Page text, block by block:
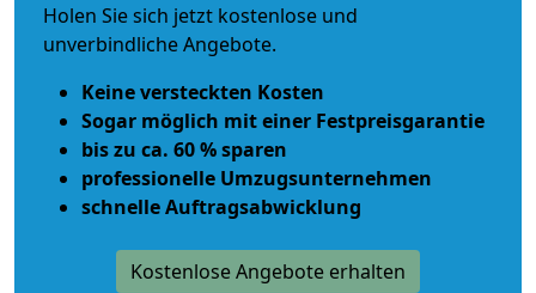
Holen Sie sich jetzt kostenlose und
unverbindliche Angebote.
Keine versteckten Kosten
Sogar möglich mit einer Festpreisgarantie
bis zu ca. 60 % sparen
professionelle Umzugsunternehmen
schnelle Auftragsabwicklung
Kostenlose Angebote erhalten